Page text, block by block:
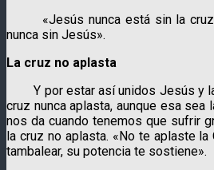
«Jesús nunca está sin la cruz,
nunca sin Jesús».
La cruz no aplasta
Y por estar así unidos Jesús y la
cruz nunca aplasta, aunque esa sea
nos da cuando tenemos que sufrir
la cruz no aplasta. «No te aplaste
tambalear, su potencia te sostiene».